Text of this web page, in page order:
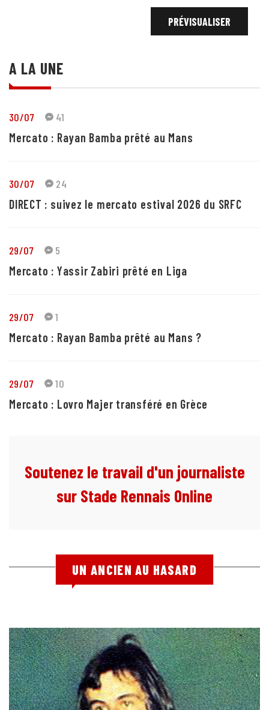
A LA UNE
30/07 41
Mercato : Rayan Bamba prêté au Mans
30/07 24
DIRECT : suivez le mercato estival 2026 du SRFC
29/07 5
Mercato : Yassir Zabiri prêté en Liga
29/07 1
Mercato : Rayan Bamba prêté au Mans ?
29/07 10
Mercato : Lovro Majer transféré en Grèce
Soutenez le travail d'un journaliste
sur Stade Rennais Online
UN ANCIEN AU HASARD